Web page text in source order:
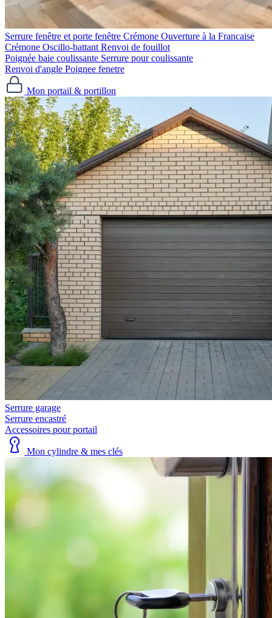
Serrure fenêtre et porte fenêtre Crémone Ouverture à la Francaise
Crémone Oscillo-battant Renvoi de fouillot
Poignée baie coulissante Serrure pour coulissante
Renvoi d'angle Poignee fenetre
Mon portail & portillon
Serrure garage
Serrure encastré
Accessoires pour portail
Mon cylindre & mes clés